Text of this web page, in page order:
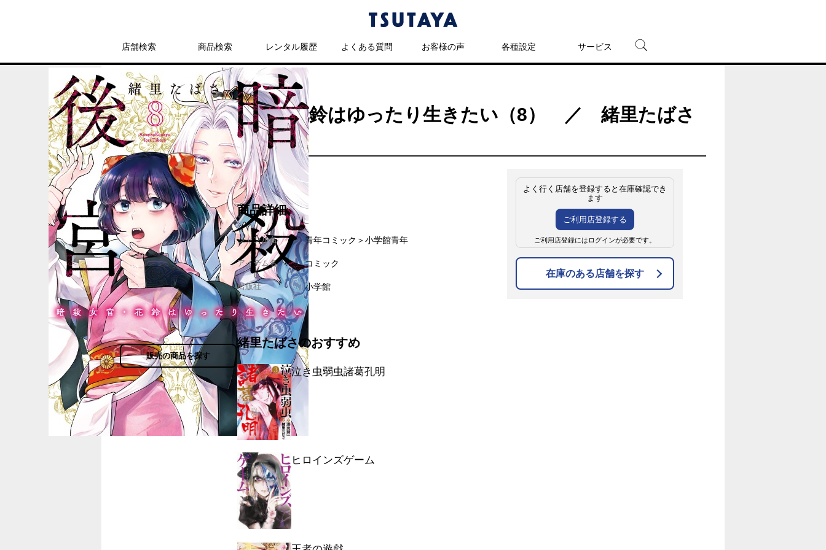
店舗検索 商品検索 レンタル履歴 よくある質問 お客様の声 各種設定 サービス
TSUTAYAプレミアムNEXT
レンタル コミック ビッグコミックス
暗殺後宮 暗殺女官・花鈴はゆったり生きたい（8） ／ 緒里たばさ
レンタル開始日：2025年6月25日
販売の商品を探す
商品詳細
ジャンル名 青年コミック＞小学館青年
アイテム名 コミック
出版社 小学館
緒里たばさのおすすめ
泣き虫弱虫諸葛孔明
ヒロインズゲーム
よく行く店舗を登録すると在庫確認でき
ます
ご利用店登録する
ご利用店登録にはログインが必要です。
在庫のある店舗を探す